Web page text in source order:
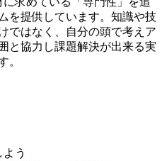
を提供しています。知識や技
ではなく、自分の頭で考えア
と協力し課題解決が出来る実
。
う